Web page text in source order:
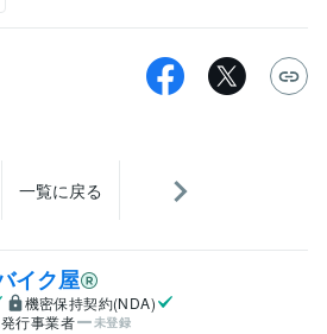
一覧に戻る
イク屋
機密保持契約(NDA)
行事業者
未登録